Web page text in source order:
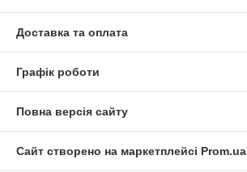
Доставка та оплата
Графік роботи
Повна версія сайту
Сайт створено на маркетплейсі Prom.ua